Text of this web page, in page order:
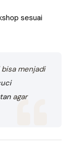
sesuai
menjadi
agar